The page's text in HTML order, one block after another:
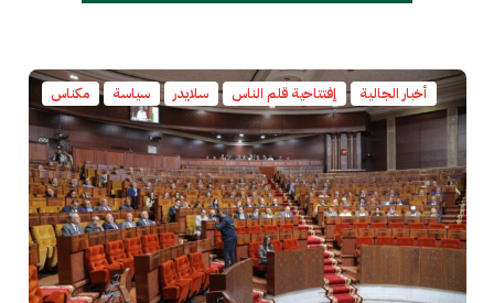
أخبار الجالية إفتتاحية قلم الناس سلايدر سياسة مكناس